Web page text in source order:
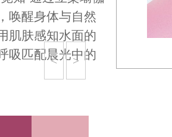
< >
唤醒身体与自然
肌肤感知水面的
吸匹配晨光中的